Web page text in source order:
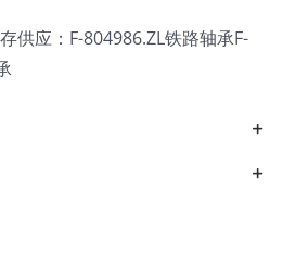
供应：F-804986.ZL铁路轴承F-